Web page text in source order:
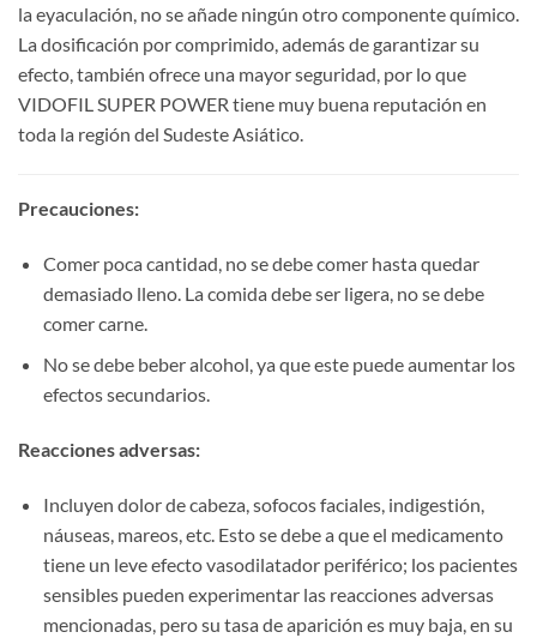
la eyaculación, no se añade ningún otro componente químico.
La dosificación por comprimido, además de garantizar su
efecto, también ofrece una mayor seguridad, por lo que
VIDOFIL SUPER POWER tiene muy buena reputación en
toda la región del Sudeste Asiático.
Precauciones:​
Comer poca cantidad, no se debe comer hasta quedar
demasiado lleno. La comida debe ser ligera, no se debe
comer carne.
No se debe beber alcohol, ya que este puede aumentar los
efectos secundarios.
Reacciones adversas:​
Incluyen dolor de cabeza, sofocos faciales, indigestión,
náuseas, mareos, etc. Esto se debe a que el medicamento
tiene un leve efecto vasodilatador periférico; los pacientes
sensibles pueden experimentar las reacciones adversas
mencionadas, pero su tasa de aparición es muy baja, en su